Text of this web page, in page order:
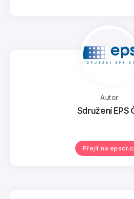
Autor
Sdružení EPS
Přejít na